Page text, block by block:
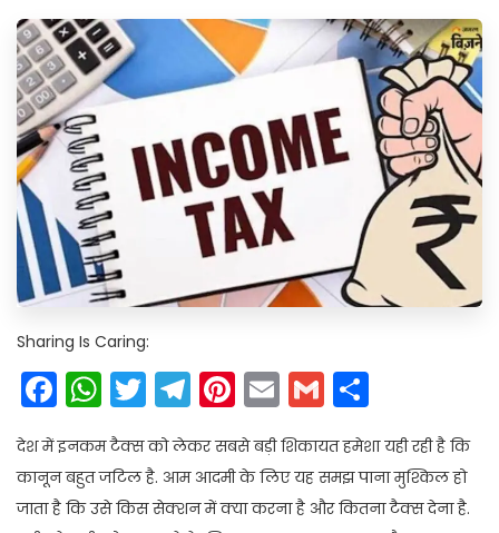
Sharing Is Caring:
Facebook
WhatsApp
Twitter
Telegram
Pinterest
EmailGmail
देश में इनकम टैक्स को लेकर सबसे बड़ी शिकायत हमेशा यही रही है कि
कानून बहुत जटिल है. आम आदमी के लिए यह समझ पाना मुश्किल हो
जाता है कि उसे किस सेक्शन में क्या करना है और कितना टैक्स देना है.